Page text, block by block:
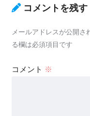
コメントを残す
メールアドレスが公開さ
る欄は必須項目です
コメント ※